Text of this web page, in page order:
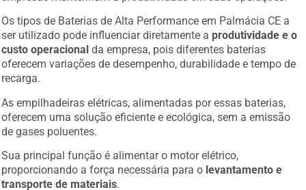
Os tipos de Baterias de Alta Performance em Palmácia CE a
ser utilizado pode influenciar diretamente a produtividade e o
custo operacional da empresa, pois diferentes baterias
oferecem variações de desempenho, durabilidade e tempo de
recarga.
As empilhadeiras elétricas, alimentadas por essas baterias,
oferecem uma solução eficiente e ecológica, sem a emissão
de gases poluentes.
Sua principal função é alimentar o motor elétrico,
proporcionando a força necessária para o levantamento e
transporte de materiais